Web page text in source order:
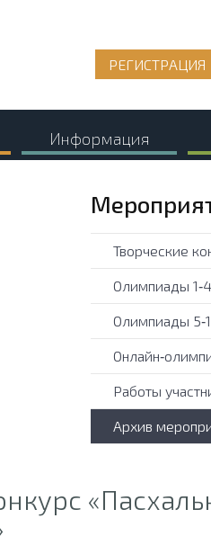
РЕГИСТРАЦИЯ
Информация
Творческие
Олимпиады
Олимпиады
Работы
Архив